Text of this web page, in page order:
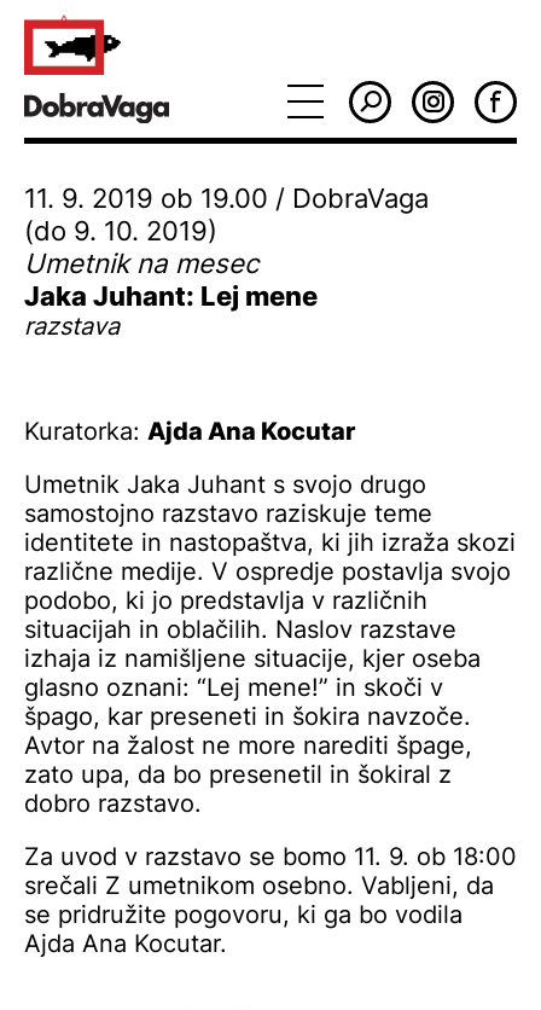
11. 9. 2019 ob 19.00 / DobraVaga
(do 9. 10. 2019)
Umetnik na mesec
Jaka Juhant: Lej mene
razstava
Kuratorka: Ajda Ana Kocutar
Umetnik Jaka Juhant s svojo drugo
samostojno razstavo raziskuje teme
identitete in nastopaštva, ki jih izraža skozi
različne medije. V ospredje postavlja svojo
podobo, ki jo predstavlja v različnih
situacijah in oblačilih. Naslov razstave
izhaja iz namišljene situacije, kjer oseba
glasno oznani: “Lej mene!” in skoči v
špago, kar preseneti in šokira navzoče.
Avtor na žalost ne more narediti špage,
zato upa, da bo presenetil in šokiral z
dobro razstavo.
Za uvod v razstavo se bomo 11. 9. ob 18:00
srečali Z umetnikom osebno. Vabljeni, da
se pridružite pogovoru, ki ga bo vodila
Ajda Ana Kocutar.